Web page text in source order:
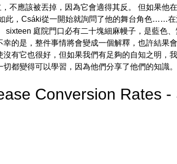
不應該被丟掉，因為它會適得其反。 但如果他
此，Csáki從一開始就詢問了他的舞台角色……
sixteen 庭院門口必有二十塊細麻幔子，是藍色
的是，整件事情將會變成一個解釋，也許結果
有它也很好，但如果我們有足夠的自知之明，
都變得可以學習，因為他們分享了他們的知識
Conversion Rates -